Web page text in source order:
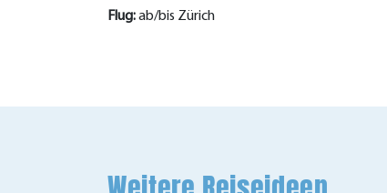
Flug:ab/bis Zürich